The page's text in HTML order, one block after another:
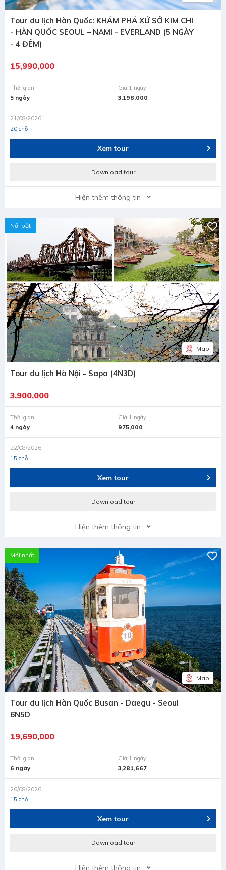
Tour du lịch Hàn Quốc: KHÁM PHÁ XỨ SỞ KIM CHI
- HÀN QUỐC SEOUL – NAMI - EVERLAND (5 NGÀY
- 4 ĐÊM)
15,990,000
Thời gian:
5 ngày
Giá 1 ngày
3,198,000
21/08/2026
20 chỗ
Xem tour
Download tour
Hiện thêm thông tin
Nổi bật
Map
Tour du lịch Hà Nội - Sapa (4N3D)
3,900,000
Thời gian:
4 ngày
Giá 1 ngày
975,000
22/08/2026
15 chỗ
Xem tour
Download tour
Hiện thêm thông tin
Mới nhất
Map
Tour du lịch Hàn Quốc Busan - Daegu - Seoul
6N5D
19,690,000
Thời gian:
6 ngày
Giá 1 ngày
3,281,667
26/08/2026
15 chỗ
Xem tour
Download tour
Hiện thêm thông tin